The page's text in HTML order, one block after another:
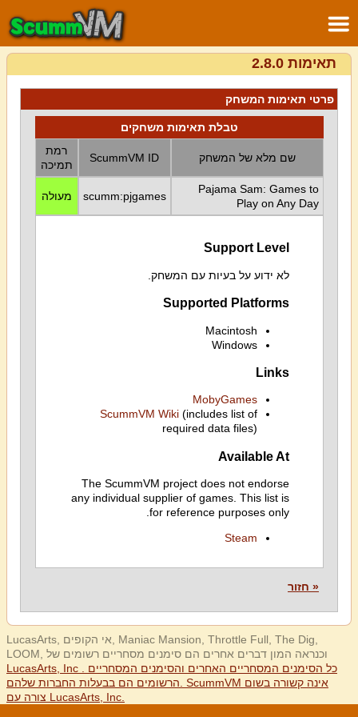
תאימות 2.8.0
פרטי תאימות המשחק
טבלת תאימות משחקים
שם מלא של המשחק ScummVM ID
רמת
תמיכה
Pajama Sam: Games to
Play on Any Day
scumm:pjgames מעולה
Support Level
לא ידוע על בעיות עם המשחק.
Supported Platforms
Macintosh
Windows
Links
MobyGames
ScummVM Wiki(includes list of
required data files)
Available At
The ScummVM project does not endorse
any individual supplier of games. This list is
for reference purposes only.
Steam
« חזור
LucasArts, אי הקופים, Maniac Mansion, Throttle Full, The Dig,
LOOM, וכנראה המון דברים אחרים הם סימנים מסחריים רשומים של
LucasArts, Inc . כל הסימנים המסחריים האחרים והסימנים המסחריים
הרשומים הם בבעלות החברות שלהם. ScummVM אינה קשורה בשום
צורה עם LucasArts, Inc.